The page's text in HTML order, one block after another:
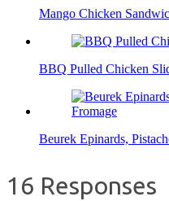
Mango Chicken
BBQ Pulled Chicken
Beurek Epinards,
16 Responses